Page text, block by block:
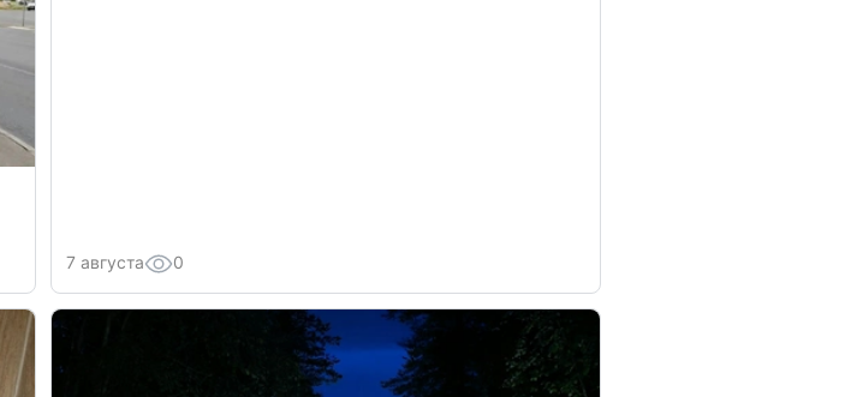
7 августа 0